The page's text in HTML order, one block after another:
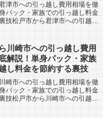
津市への引っ越し費用相場を徹
パック・家族での引っ越し料金
技松戸市から君津市への引越し
市へは約80kmと県内でもや...
川崎市への引っ越し費用
解説！単身パック・家族
し料金を節約する裏技
崎市への引っ越し費用相場を徹
パック・家族での引っ越し料金
技松戸市から川崎市への引越し